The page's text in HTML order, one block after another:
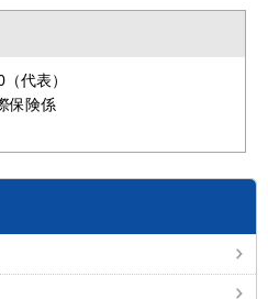
代表）
保険係